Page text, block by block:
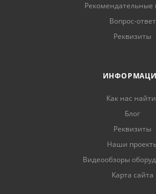
Рекомендательные
Вопрос-ответ
Реквизиты
Как нас
Блог
Реквизиты
Наши
Видеообзоры
Карта сайта